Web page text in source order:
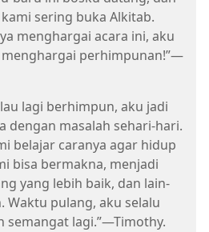
sering buka Alkitab.
menghargai acara ini, aku
perhimpunan!”​—
lagi berhimpun, aku jadi
dengan masalah sehari-hari.
belajar caranya agar hidup
bisa bermakna, menjadi
yang lebih baik, dan lain-
Waktu pulang, aku selalu
semangat lagi.”​—Timothy.